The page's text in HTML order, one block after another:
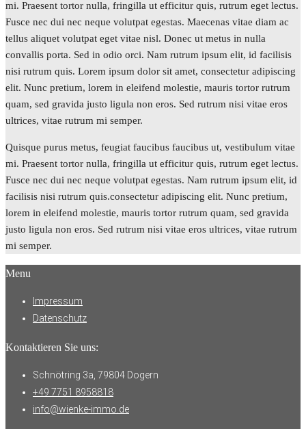
mi. Praesent tortor nulla, fringilla ut efficitur quis, rutrum eget lectus.
Fusce nec dui nec neque volutpat egestas. Maecenas vitae diam ac
tellus aliquet volutpat eget vitae nisl. Donec ut metus in nulla
convallis porta. Sed in odio orci. Nam rutrum ipsum elit, id facilisis
nisi rutrum quis. Lorem ipsum dolor sit amet, consectetur adipiscing
elit. Nunc pretium, lorem in eleifend molestie, mauris tortor rutrum
quam, sed gravida justo ligula non eros. Sed rutrum nisi vitae eros
ultrices, vitae rutrum mi semper.
Quisque purus metus, feugiat faucibus faucibus ut, vestibulum vitae
mi. Praesent tortor nulla, fringilla ut efficitur quis, rutrum eget lectus.
Fusce nec dui nec neque volutpat egestas. Nam rutrum ipsum elit, id
facilisis nisi rutrum quis.consectetur adipiscing elit. Nunc pretium,
lorem in eleifend molestie, mauris tortor rutrum quam, sed gravida
justo ligula non eros. Sed rutrum nisi vitae eros ultrices, vitae rutrum
mi semper.
Menu
Impressum
Datenschutz
Kontaktieren Sie uns:
Schnötring 3a, 79804 Dogern
+49 7751 8958818
info@wienke-immo.de